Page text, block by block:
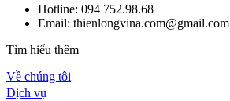
Hotline: 094 752.98.68
Email: thienlongvina.com@gmail.com
Tìm hiểu thêm
Về chúng tôi
Dịch vụ